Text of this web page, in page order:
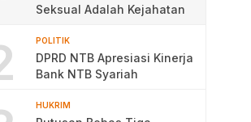
Seksual Adalah Kejahatan
POLITIK
DPRD NTB Apresiasi Kinerja
Bank NTB Syariah
HUKRIM